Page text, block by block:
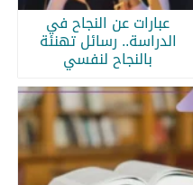
عبارات عن النجاح في
الدراسة.. رسائل تهنئة
بالنجاح لنفسي